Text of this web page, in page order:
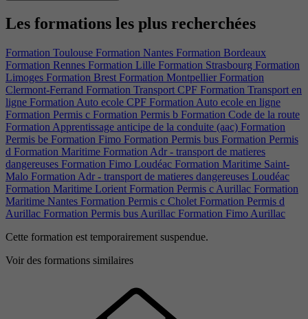
Les formations les plus recherchées
Formation Toulouse Formation Nantes Formation Bordeaux
Formation Rennes Formation Lille Formation Strasbourg Formation
Limoges Formation Brest Formation Montpellier Formation
Clermont-Ferrand Formation Transport CPF Formation Transport en
ligne Formation Auto ecole CPF Formation Auto ecole en ligne
Formation Permis c Formation Permis b Formation Code de la route
Formation Apprentissage anticipe de la conduite (aac) Formation
Permis be Formation Fimo Formation Permis bus Formation Permis
d Formation Maritime Formation Adr - transport de matieres
dangereuses Formation Fimo Loudéac Formation Maritime Saint-
Malo Formation Adr - transport de matieres dangereuses Loudéac
Formation Maritime Lorient Formation Permis c Aurillac Formation
Maritime Nantes Formation Permis c Cholet Formation Permis d
Aurillac Formation Permis bus Aurillac Formation Fimo Aurillac
Cette formation est temporairement suspendue.
Voir des formations similaires